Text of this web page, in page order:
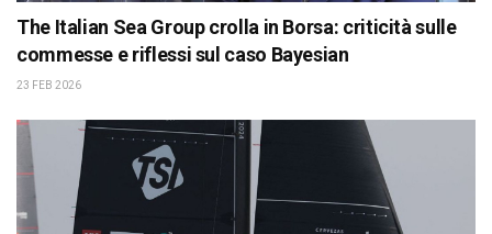
The Italian Sea Group crolla in Borsa: criticità sulle
commesse e riflessi sul caso Bayesian
23 FEB 2026